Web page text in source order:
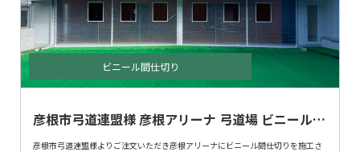
彦根市弓道連盟様 彦根アリーナ 弓道場 ビニール間
仕切り
彦根市弓道連盟様よりご注文いただき彦根アリーナにビニール間仕切りを施工さ
ビニール間仕切り